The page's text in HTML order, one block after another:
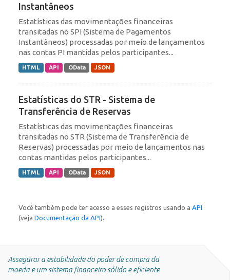
Instantâneos
Estatísticas das movimentações financeiras
transitadas no SPI (Sistema de Pagamentos
Instantâneos) processadas por meio de lançamentos
nas contas PI mantidas pelos participantes...
HTML API OData JSON
Estatísticas do STR - Sistema de
Transferência de Reservas
Estatísticas das movimentações financeiras
transitadas no STR (Sistema de Transferência de
Reservas) processadas por meio de lançamentos nas
contas mantidas pelos participantes...
HTML API OData JSON
Você também pode ter acesso a esses registros usando a API
(veja Documentação da API).
Assegurar a estabilidade do poder de compra da
moeda e um sistema financeiro sólido e eficiente